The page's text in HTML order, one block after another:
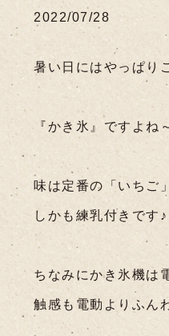
2022/07/28
暑い日にはやっぱり
『かき氷』ですよね
味は定番の「いちご
しかも練乳付きです♪
ちなみにかき氷機は
触感も電動よりふん